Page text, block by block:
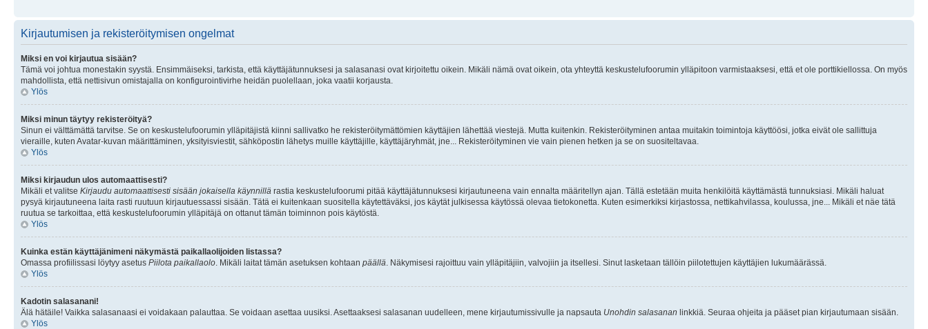
Kirjautumisen ja rekisteröitymisen ongelmat
Miksi en voi kirjautua sisään?
Tämä voi johtua monestakin syystä. Ensimmäiseksi, tarkista, että käyttäjätunnuksesi ja salasanasi ovat kirjoitettu oikein. Mikäli nämä ovat oikein, ota yhteyttä keskustelufoorumin ylläpitoon varmistaaksesi, että et ole porttikiellossa. On myös
mahdollista, että nettisivun omistajalla on konfigurointivirhe heidän puolellaan, joka vaatii korjausta.
Ylös
Miksi minun täytyy rekisteröityä?
Sinun ei välttämättä tarvitse. Se on keskustelufoorumin ylläpitäjistä kiinni sallivatko he rekisteröitymättömien käyttäjien lähettää viestejä. Mutta kuitenkin. Rekisteröityminen antaa muitakin toimintoja käyttöösi, jotka eivät ole sallittuja
vieraille, kuten Avatar-kuvan määrittäminen, yksityisviestit, sähköpostin lähetys muille käyttäjille, käyttäjäryhmät, jne... Rekisteröityminen vie vain pienen hetken ja se on suositeltavaa.
Ylös
Miksi kirjaudun ulos automaattisesti?
Mikäli et valitse Kirjaudu automaattisesti sisään jokaisella käynnillä rastia keskustelufoorumi pitää käyttäjätunnuksesi kirjautuneena vain ennalta määritellyn ajan. Tällä estetään muita henkilöitä käyttämästä tunnuksiasi. Mikäli haluat
pysyä kirjautuneena laita rasti ruutuun kirjautuessassi sisään. Tätä ei kuitenkaan suositella käytettäväksi, jos käytät julkisessa käytössä olevaa tietokonetta. Kuten esimerkiksi kirjastossa, nettikahvilassa, koulussa, jne... Mikäli et näe tätä
ruutua se tarkoittaa, että keskustelufoorumin ylläpitäjä on ottanut tämän toiminnon pois käytöstä.
Ylös
Kuinka estän käyttäjänimeni näkymästä paikallaolijoiden listassa?
Omassa profiilissasi löytyy asetus Piilota paikallaolo . Mikäli laitat tämän asetuksen kohtaan päällä . Näkymisesi rajoittuu vain ylläpitäjiin, valvojiin ja itsellesi. Sinut lasketaan tällöin piilotettujen käyttäjien lukumäärässä.
Ylös
Kadotin salasanani!
Älä hätäile! Vaikka salasanaasi ei voidakaan palauttaa. Se voidaan asettaa uusiksi. Asettaaksesi salasanan uudelleen, mene kirjautumissivulle ja napsauta Unohdin salasanan linkkiä. Seuraa ohjeita ja pääset pian kirjautumaan sisään.
Ylös